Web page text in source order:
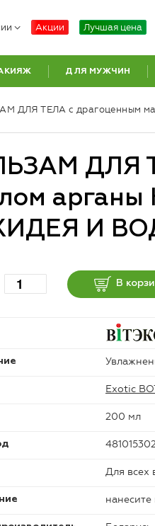
Акции Лучшая цена
ДЛЯ МУЖЧИН
ДЛЯ ТЕЛА с драгоценным
ДЛЯ
И
В
Exotic
200 мл
Для всех